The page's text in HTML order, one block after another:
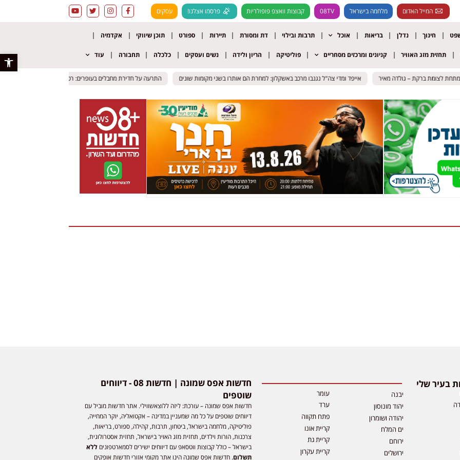
פתח
המייל האדום מלחמה בישראל 08TV קבוצות וואצפ פופולריות פרסמו אצלנו! עסקים
חינוך נדלן בריאות אוכל תרבות ובילוי דת ומסורת תיירות ספורט תוכן שיווקי אקדמיה
תחזית מזג האוויר קניונים ומרכזים מסחריים פוליטיקה הריון ולידה נשים ועסקים כלכלה תחבורה עוד
לצומת ברקת – גולדה מאיר אייפד ומדי צה"ל נגנבו מרכב באשקלון: למחרת הם אותרו בשני מקומות שונים לצומת ברקת – גולדה מאיר אייפד ומדי צה"ל נגנבו מרכב באשקלון: למחרת הם אותרו בשני מקומות שונים התרעה על חדירת מחבלים בעופרים: רכב חשוד חדר ליישוב – החשוד
התרעה על חדירת מחבלים בעופרים: רכב חשוד חדר ליישוב – החשוד
בעיר שלי
יבנה
יהוד מונוסון
יהודה ושומרון
ים המלח
ירוחם
ירושלים
עומר
ערד
פתח תקווה
קריית אונו
קריית גת
קריית עקרון
חדשות אפס שמונה | חדשות 08 - דיווחים
שוטפים
חדשות אפס שמונה – עורכת: ליזה ללוצאשווילי. אתר חדשות מוביל עם
דיווחים שוטפים על כל מה שמעניין במדינה – אקטואליה, יוקר המחייה,
פוליטיקה, מלחמה בישראל, ביטחון, תרבות, קהילה, ספורט, בריאות,
צרכנות, הורות וילדים, תחזית מזג האויר בישראל, תחזית אסטרולוגית,
בישראל – כולל קבוצות ווטסאפ עם דיווחים ישירים לסמארטפוניםללא
תשלום. חדשות אפס שמונה הינו אתר מקומי אזורי חדשות אופקים